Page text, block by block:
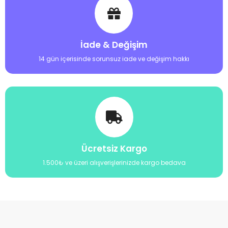
önemlidir. Yemler, suda fazla süre kalmamalıdır.
Discuslarınızın sağlıklı ve mutlu bir şekilde yaşaması için dengeli
ve besleyici bir beslenme programı oluşturmak önemlidir. Bu
yazıda, discuslarınızın beslenme ihtiyaçları ve yem türleri
hakkında bilgi edindiniz. Discuslarınızla ilgili herhangi bir sorunuz
veya ihtiyacınız olursa bizimle iletişime geçmekten çekinmeyin.
Discuslar hem canlı yem hem de dondurulmuş yem tüketebilirler.
Ayrıca, granül, pul ve tablet yemler de discuslar için uygundur.
Canlı Yem: Canlı yem, discuslar için en doğal besin
kaynağıdır. Kan kurdu, tubifex ve artemia gibi canlı yemler
discusların beslenmesinde kullanılabilir.
Dondurulmuş Yem: Dondurulmuş yem, canlı yemden daha
pratik ve güvenli bir alternatiftir. Kan kurdu, tubifex ve
artemia gibi dondurulmuş yemler discuslar için kullanılabilir.
İade & Değişim
14 gün içerisinde sorunsuz iade ve değişim hakkı
Ücretsiz Kargo
1.500₺ ve üzeri alışverişlerinizde kargo bedava